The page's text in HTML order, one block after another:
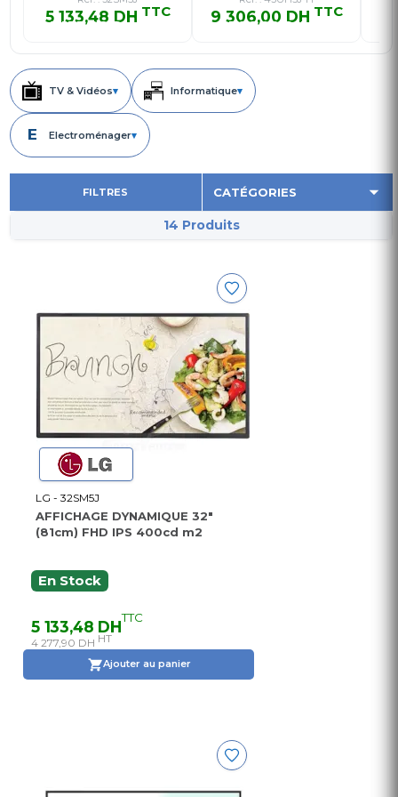
5 133,48 DH TTC
5 133,48 DH TTC
(109,2…
9 306,00 DH TTC
9 306,00 DH TTC
TV & Vidéos▾ Informatique▾
E Electroménager▾
FILTRES
14 Produits
LG - 32SM5J
AFFICHAGE DYNAMIQUE 32"
(81cm) FHD IPS 400cd m2
En Stock
5 133,48 DHTTC
4 277,90 DH HT
Ajouter au panier